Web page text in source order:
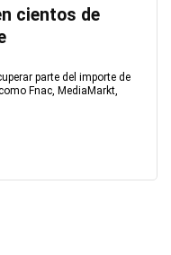
cientos de
parte del importe de
Fnac, MediaMarkt,